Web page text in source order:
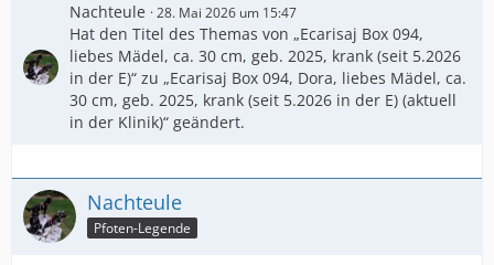
Nachteule 28. Mai 2026 um 15:47
Hat den Titel des Themas von „Ecarisaj Box 094,
liebes Mädel, ca. 30 cm, geb. 2025, krank (seit 5.2026
in der E)“ zu „Ecarisaj Box 094, Dora, liebes Mädel, ca.
30 cm, geb. 2025, krank (seit 5.2026 in der E) (aktuell
in der Klinik)“ geändert.
Nachteule
Pfoten-Legende